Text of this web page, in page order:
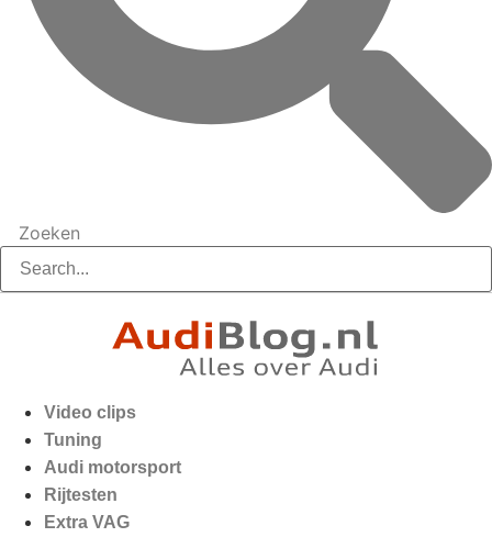
Zoeken
Video clips
Tuning
Audi motorsport
Rijtesten
Extra VAG